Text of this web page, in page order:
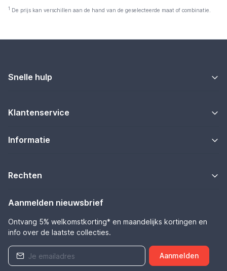
1 De prijs kan verschillen aan de hand van de geselecteerde maat of combinatie.
Snelle hulp
Klantenservice
Informatie
Rechten
Aanmelden nieuwsbrief
Ontvang 5% welkomstkorting* en maandelijks kortingen en
info over de laatste collecties.
Aanmelden